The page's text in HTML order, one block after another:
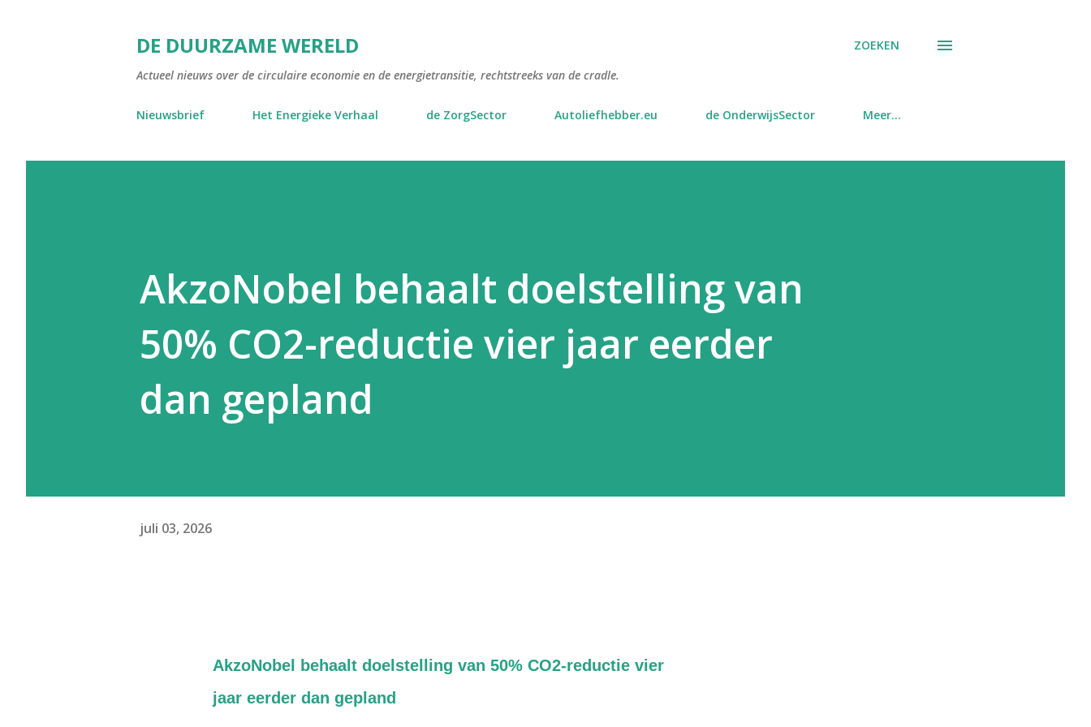
DE DUURZAME WERELD
Actueel nieuws over de circulaire economie en de energietransitie, rechtstreeks van de cradle.
ZOEKEN
Nieuwsbrief Het Energieke Verhaal de ZorgSector Autoliefhebber.eu de OnderwijsSector Meer…
AkzoNobel behaalt doelstelling van
50% CO2-reductie vier jaar eerder
dan gepland
juli 03, 2026
AkzoNobel behaalt doelstelling van 50% CO2-reductie vier
jaar eerder dan gepland